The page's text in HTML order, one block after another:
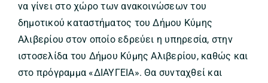
να γίνει στο χώρο των ανακοινώσεων του
δημοτικού καταστήματος του Δήμου Κύμης
Αλιβερίου στον οποίο εδρεύει η υπηρεσία, στην
ιστοσελίδα του Δήμου Κύμης Αλιβερίου, καθώς και
στο πρόγραμμα «ΔΙΑΥΓΕΙΑ». Θα συνταχθεί και